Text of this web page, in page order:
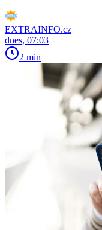
EXTRAINFO.cz
dnes, 07:03
2 min